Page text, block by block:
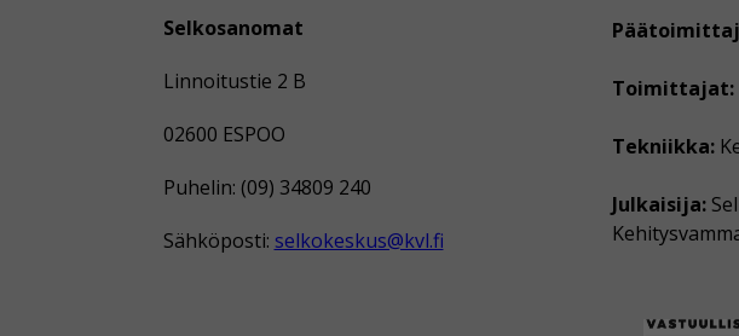
Selkosanomat
Linnoitustie 2 B
02600 ESPOO
Puhelin: (09) 34809 240
Sähköposti: selkokeskus@kvl.fi
Toimittajat:
Tekniikka:
Julkaisija: